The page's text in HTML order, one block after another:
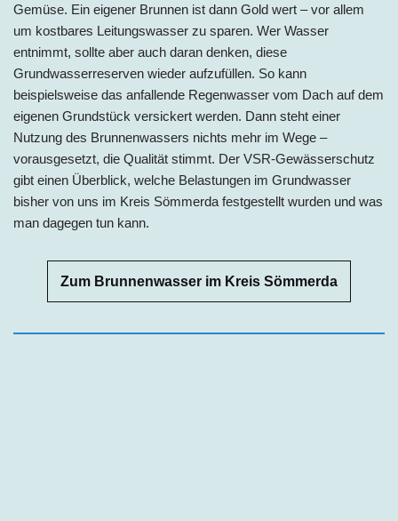
Gemüse. Ein eigener Brunnen ist dann Gold wert – vor allem
um kostbares Leitungswasser zu sparen. Wer Wasser
entnimmt, sollte aber auch daran denken, diese
Grundwasserreserven wieder aufzufüllen. So kann
beispielsweise das anfallende Regenwasser vom Dach auf dem
eigenen Grundstück versickert werden. Dann steht einer
Nutzung des Brunnenwassers nichts mehr im Wege –
vorausgesetzt, die Qualität stimmt. Der VSR-Gewässerschutz
gibt einen Überblick, welche Belastungen im Grundwasser
bisher von uns im Kreis Sömmerda festgestellt wurden und was
man dagegen tun kann.
Zum Brunnenwasser im Kreis Sömmerda